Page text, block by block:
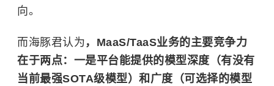
向。
而海豚君认为 ，MaaS/TaaS业务的主要竞争力
在于两点：一是平台能提供的模型深度（有没有
当前最强SOTA级模型）和广度（可选择的模型